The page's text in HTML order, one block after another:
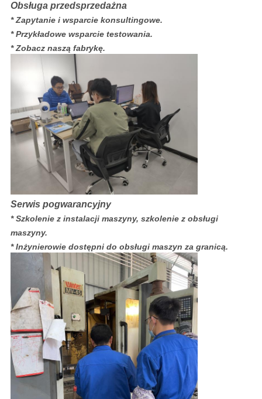
Obsługa przedsprzedażna
* Zapytanie i wsparcie konsultingowe.
* Przykładowe wsparcie testowania.
* Zobacz naszą fabrykę.
Serwis pogwarancyjny
* Szkolenie z instalacji maszyny, szkolenie z obsługi
maszyny.
* Inżynierowie dostępni do obsługi maszyn za granicą.